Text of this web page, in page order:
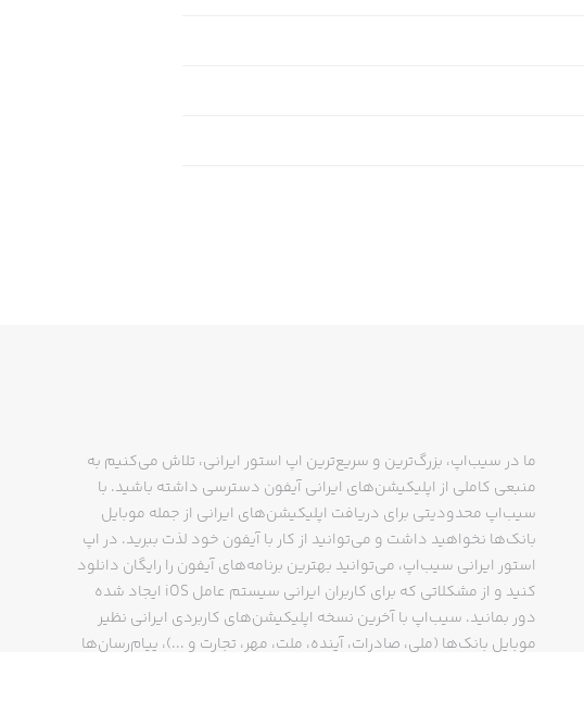
ما در سیب‌اپ، بزرگ‌ترین و سریع‌ترین اپ استور ایرانی، تلاش می‌کنیم به
منبعی کاملی از اپلیکیشن‌های ایرانی آیفون دسترسی داشته باشید. با
سیب‌اپ محدودیتی برای دریافت اپلیکیشن‌های ایرانی از جمله موبایل
بانک‌ها نخواهید داشت و می‌توانید از کار با آیفون خود لذت ببرید. در اپ
استور ایرانی سیب‌اپ، می‌توانید بهترین برنامه‌های آیفون را رایگان دانلود
کنید و از مشکلاتی که برای کاربران ایرانی سیستم عامل iOS ایجاد شده
دور بمانید. سیب‌اپ با آخرین نسخه اپلیکیشن‌های کاربردی ایرانی نظیر
موبایل بانک‌ها (ملی، صادرات، آینده، ملت، مهر، تجارت و ...)، پیام‌رسان‌ها